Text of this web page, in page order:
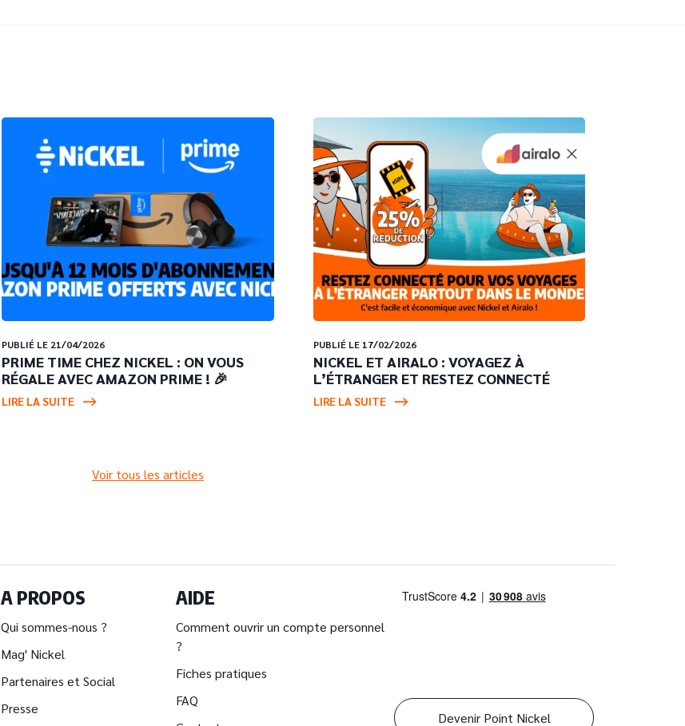
PUBLIÉ LE 21/04/2026
PRIME TIME CHEZ NICKEL : ON VOUS
RÉGALE AVEC AMAZON PRIME ! 🎉
LIRE LA SUITE
PUBLIÉ LE 17/02/2026
NICKEL ET AIRALO : VOYAGEZ À
L’ÉTRANGER ET RESTEZ CONNECTÉ
LIRE LA SUITE
Voir tous les articles
A PROPOS
Qui sommes-nous ?
Mag' Nickel
Partenaires et Social
Presse
AIDE
Comment ouvrir un compte personnel
?
Fiches pratiques
FAQ
Devenir Point Nickel